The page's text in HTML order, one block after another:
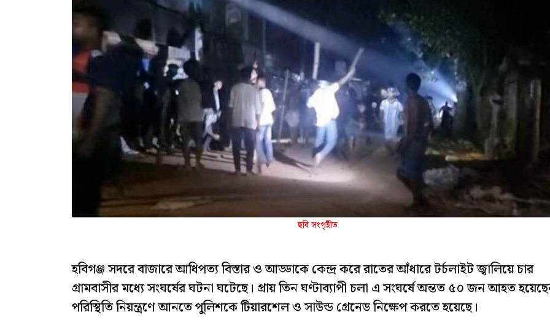
ছবি সংগৃহীত
হবিগঞ্জ সদরে বাজারে আধিপত্য বিস্তার ও আড্ডাকে কেন্দ্র করে রাতের আঁধারে টর্চলাইট জ্বালিয়ে চার
গ্রামবাসীর মধ্যে সংঘর্ষের ঘটনা ঘটেছে। প্রায় তিন ঘণ্টাব্যাপী চলা এ সংঘর্ষে অন্তত ৫০ জন আহত
পরিস্থিতি নিয়ন্ত্রণে আনতে পুলিশকে টিয়ারশেল ও সাউন্ড গ্রেনেড নিক্ষেপ করতে হয়েছে।